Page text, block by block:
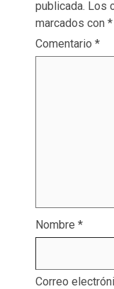
publicada. Los
marcados con *
Comentario *
Nombre *
Correo